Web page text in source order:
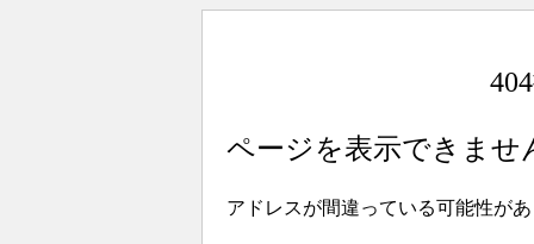
ページを表示できませ
アドレスが間違っている可能性が